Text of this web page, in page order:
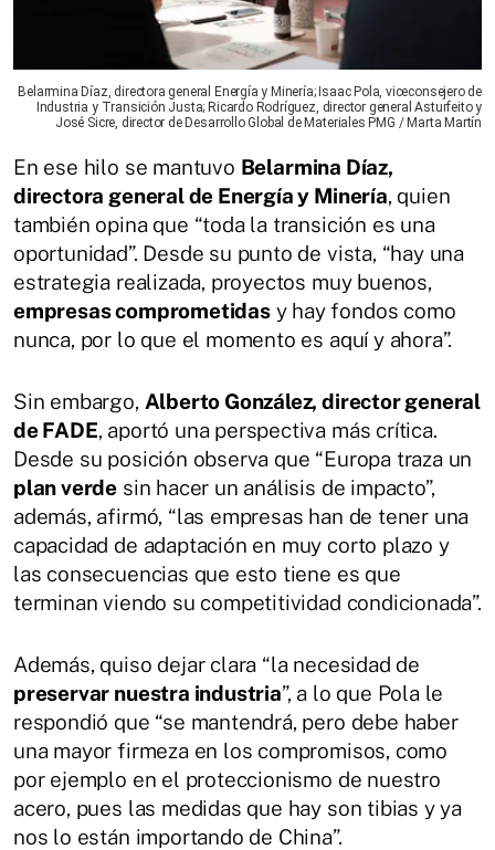
Belarmina Díaz, directora general Energía y Minería; Isaac Pola, viceconsejero de
Industria y Transición Justa; Ricardo Rodríguez, director general Asturfeito y
José Sicre, director de Desarrollo Global de Materiales PMG / Marta Martín
En ese hilo se mantuvo Belarmina Díaz,
directora general de Energía y Minería, quien
también opina que “toda la transición es una
oportunidad”. Desde su punto de vista, “hay una
estrategia realizada, proyectos muy buenos,
empresas comprometidasy hay fondos como
nunca, por lo que el momento es aquí y ahora”.
Sin embargo, Alberto González, director general
de FADE, aportó una perspectiva más crítica.
Desde su posición observa que “Europa traza un
plan verde sin hacer un análisis de impacto”,
además, afirmó, “las empresas han de tener una
capacidad de adaptación en muy corto plazo y
las consecuencias que esto tiene es que
terminan viendo su competitividad condicionada”.
Además, quiso dejar clara “la necesidad de
preservar nuestra industria”, a lo que Pola le
respondió que “se mantendrá, pero debe haber
una mayor firmeza en los compromisos, como
por ejemplo en el proteccionismo de nuestro
acero, pues las medidas que hay son tibias y ya
nos lo están importando de China”.